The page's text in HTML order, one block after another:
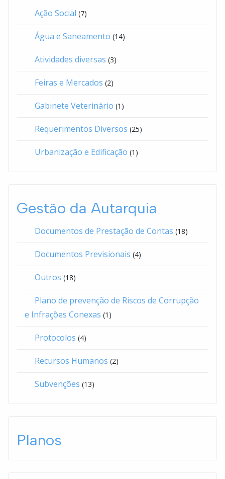
Ação Social (7)
Água e Saneamento (14)
Atividades diversas (3)
Feiras e Mercados (2)
Gabinete Veterinário (1)
Requerimentos Diversos (25)
Urbanização e Edificação (1)
Gestão da Autarquia
Documentos de Prestação de Contas (18)
Documentos Previsionais (4)
Outros (18)
Plano de prevenção de Riscos de Corrupção
e Infrações Conexas (1)
Protocolos (4)
Recursos Humanos (2)
Subvenções (13)
Planos